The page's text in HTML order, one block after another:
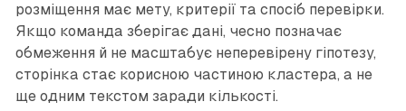
розміщення має мету, критерії та спосіб перевірки.
Якщо команда зберігає дані, чесно позначає
обмеження й не масштабує неперевірену гіпотезу,
сторінка стає корисною частиною кластера, а не
ще одним текстом заради кількості.